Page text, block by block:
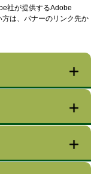
社が提供するAdobe
は、バナーのリンク先か